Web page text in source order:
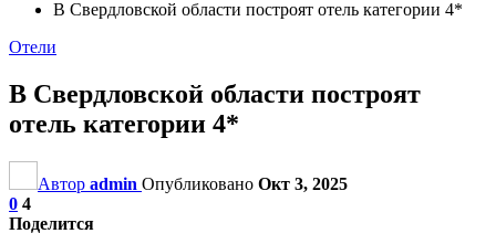
В Свердловской области построят отель категории 4*
Отели
В Свердловской области построят
отель категории 4*
Автор admin Опубликовано Окт 3, 2025
0 4
Поделится